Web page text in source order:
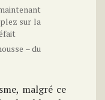
sur la
– du
malgré ce